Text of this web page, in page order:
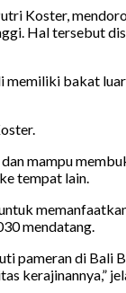
Koster,
Hal tersebut
bakat
mampu
tempat lain.
mendatang.
di Bali
kerajinannya,”